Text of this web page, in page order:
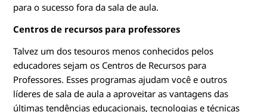
para o sucesso fora da sala de aula.
Centros de recursos para professores
Talvez um dos tesouros menos conhecidos pelos
educadores sejam os Centros de Recursos para
Professores. Esses programas ajudam você e outros
líderes de sala de aula a aproveitar as vantagens das
últimas tendências educacionais, tecnologias e técnicas